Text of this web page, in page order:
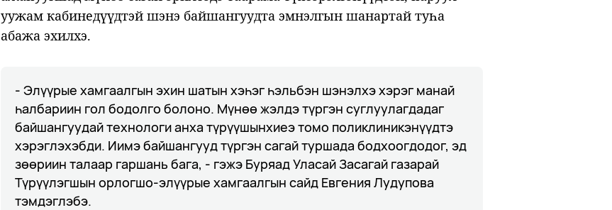
уужам кабинедүүдтэй шэнэ байшангуудта эмнэлгын шанартай туһа
абажа эхилхэ.
- Элүүрые хамгаалгын эхин шатын хэһэг һэльбэн шэнэлхэ хэрэг манай
һалбариин гол бодолго болоно. Мүнөө жэлдэ түргэн суглуулагдадаг
байшангуудай технологи анха түрүүшынхиеэ томо поликлиникэнүүдтэ
хэрэглэхэбди. Иимэ байшангууд түргэн сагай туршада бодхоогдодог, эд
зөөриин талаар гаршань бага, - гэжэ Буряад Уласай Засагай газарай
Түрүүлэгшын орлогшо-элүүрые хамгаалгын сайд Евгения Лудупова
тэмдэглэбэ.